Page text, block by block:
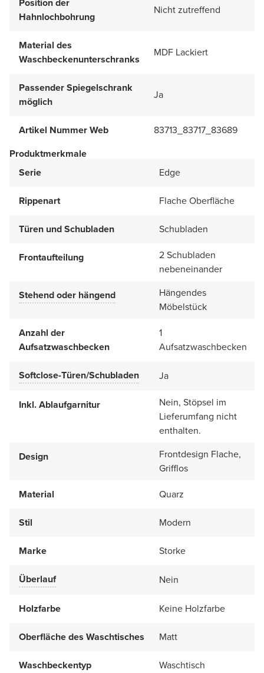
Position der
Hahnlochbohrung
Nicht zutreffend
Material des
Waschbeckenunterschranks
MDF Lackiert
Passender Spiegelschrank
möglich
Ja
Artikel Nummer Web
83713_83717_83689
Produktmerkmale
Serie
Edge
Rippenart Flache Oberfläche
Türen und Schubladen Schubladen
Frontaufteilung
2 Schubladen
nebeneinander
Stehend oder hängend
Hängendes
Möbelstück
Anzahl der
Aufsatzwaschbecken
1
Aufsatzwaschbecken
Softclose-Türen/Schubladen Ja
Inkl. Ablaufgarnitur
Nein, Stöpsel im
Lieferumfang nicht
enthalten.
Design
Frontdesign Flache,
Grifflos
Material
Quarz
Stil Modern
Marke Storke
Überlauf Nein
Holzfarbe Keine Holzfarbe
Oberfläche des Waschtisches Matt
Waschbeckentyp Waschtisch